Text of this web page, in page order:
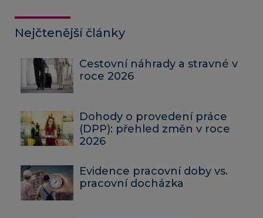
Nejčtenější články
Cestovní náhrady a stravné v
roce 2026
Dohody o provedení práce
(DPP): přehled změn v roce
2026
Evidence pracovní doby vs.
pracovní docházka